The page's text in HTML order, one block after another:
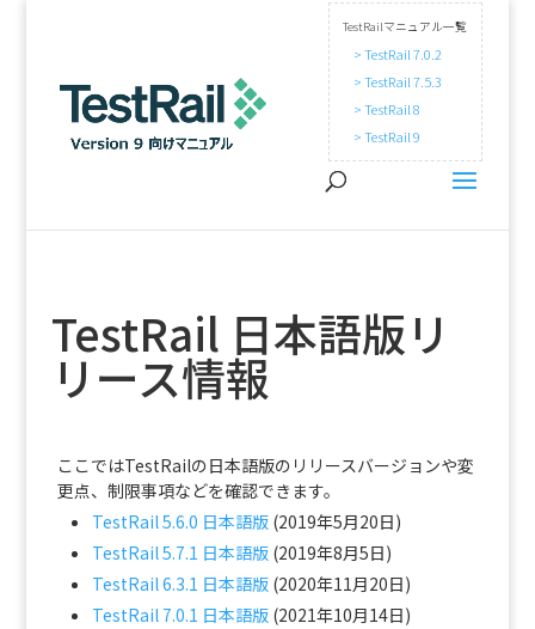
TestRailマニュアル一覧
> TestRail 7.0.2
> TestRail 7.5.3
> TestRail 8
> TestRail 9
TestRail 日本語版リ
リース情報
ここではTestRailの日本語版のリリースバージョンや変
更点、制限事項などを確認できます。
TestRail 5.6.0 日本語版(2019年5月20日)
TestRail 5.7.1 日本語版(2019年8月5日)
TestRail 6.3.1 日本語版(2020年11月20日)
TestRail 7.0.1 日本語版(2021年10月14日)